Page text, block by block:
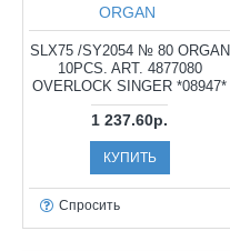
ORGAN
SLX75 /SY2054 № 80 ORGAN
10PCS. ART. 4877080
OVERLOCK SINGER *08947*
1 237.60р.
КУПИТЬ
Спросить